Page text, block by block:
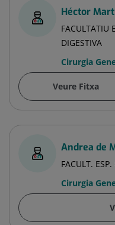
Héctor
FACULTATIU
DIGESTIVA
Cirurgia
Veure Fitxa
Andrea de
FACULT.
Cirurgia